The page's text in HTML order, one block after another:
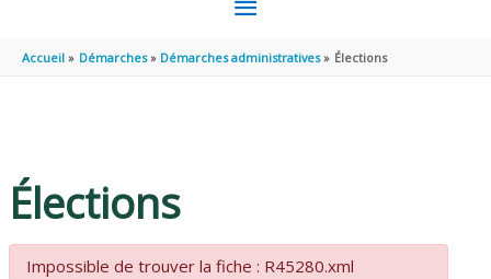
PRINCIPAL
Accueil Démarches Démarches administratives Élections
Élections
Impossible de trouver la fiche : R45280.xml